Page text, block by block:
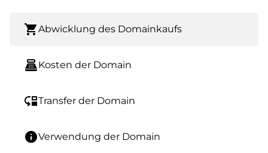
shopping_cartAbwicklung des Domainkaufs
point_of_saleKosten der Domain
move_downTransfer der Domain
infoVerwendung der Domain